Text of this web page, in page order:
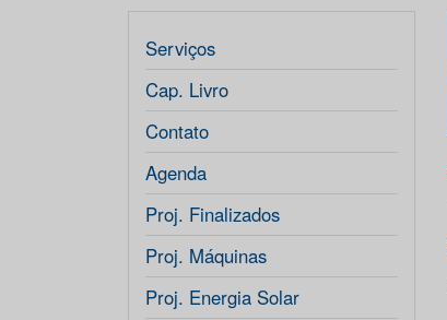
Serviços
Cap. Livro
Contato
Agenda
Proj. Finalizados
Proj. Máquinas
Proj. Energia Solar